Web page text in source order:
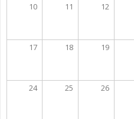
10 11 12
17 18 19
24 25 26